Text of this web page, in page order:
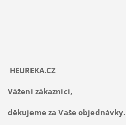
HEUREKA.CZ
Vážení zákazníci,
děkujeme za Vaše objednávky.